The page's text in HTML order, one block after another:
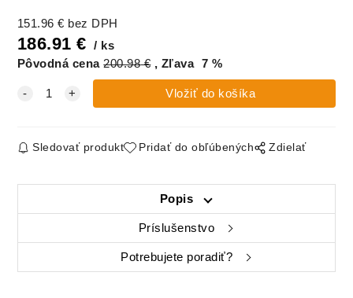
151.96 € bez DPH
186.91 €
ks
Pôvodná cena 200.98€ Zľava 7 %
Sledovať produkt Pridať do obľúbených Zdielať
Popis
Príslušenstvo
Potrebujete poradiť?